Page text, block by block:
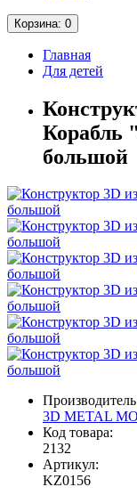
Корзина: 0
Главная
Для детей
Корабль
большой
3D METAL
Код товара:
2132
Артикул:
KZ0156